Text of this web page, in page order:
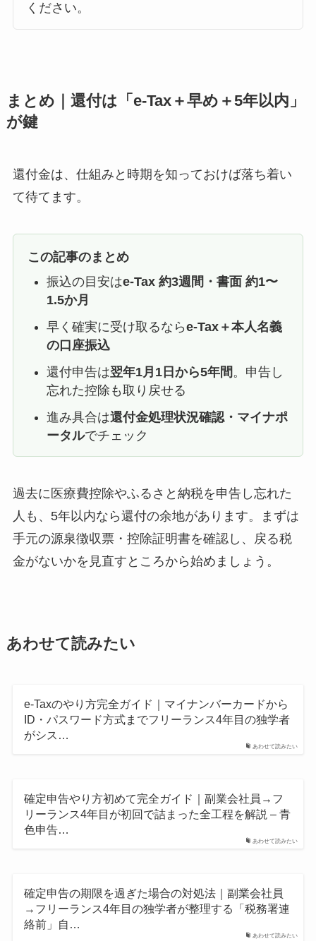
ください。
まとめ｜還付は「e-Tax＋早め＋5年以内」
が鍵
還付金は、仕組みと時期を知っておけば落ち着い
て待てます。
この記事のまとめ
振込の目安はe-Tax 約3週間・書面 約1〜
1.5か月
早く確実に受け取るならe-Tax＋本人名義
の口座振込
還付申告は翌年1月1日から5年間。申告し
忘れた控除も取り戻せる
進み具合は還付金処理状況確認・マイナポ
ータルでチェック
過去に医療費控除やふるさと納税を申告し忘れた
人も、5年以内なら還付の余地があります。まずは
手元の源泉徴収票・控除証明書を確認し、戻る税
金がないかを見直すところから始めましょう。
あわせて読みたい
あわせて読みたい
e-Taxのやり方完全ガイド｜マイナンバーカードから
ID・パスワード方式までフリーランス4年目の独学者
がシス…
あわせて読みたい
確定申告やり方初めて完全ガイド｜副業会社員→フ
リーランス4年目が初回で詰まった全工程を解説 – 青
色申告…
あわせて読みたい
確定申告の期限を過ぎた場合の対処法｜副業会社員
→フリーランス4年目の独学者が整理する「税務署連
絡前」自…